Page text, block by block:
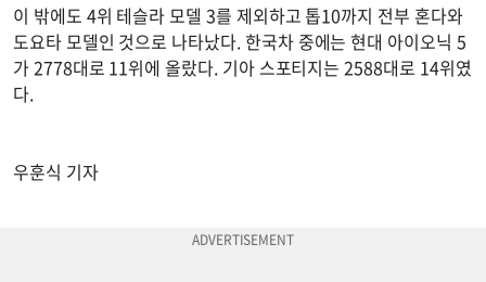
이 밖에도 4위 테슬라 모델 3를 제외하고 톱10까지 전부 혼다와
도요타 모델인 것으로 나타났다. 한국차 중에는 현대 아이오닉 5
가 2778대로 11위에 올랐다. 기아 스포티지는 2588대로 14위였
다.
우훈식 기자